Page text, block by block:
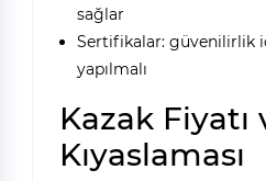
sağlar
Sertifikalar: güvenilirlik
yapılmalı
Kazak Fiyatı
Kıyaslaması